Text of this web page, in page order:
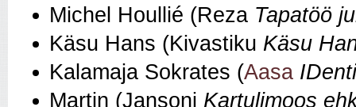
Michel Houllié (Reza Tapatöö
Käsu Hans (Kivastiku Käsu
Kalamaja Sokrates (Aasa
Martin (Jansoni Kartulimoos